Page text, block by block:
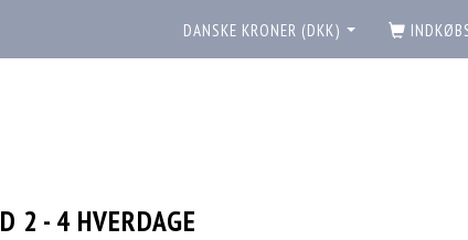
DANSKE KRONER (DKK)
2 - 4 HVERDAGE